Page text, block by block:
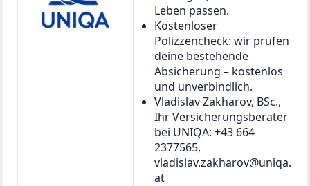
Leben passen.
Kostenloser
Polizzencheck: wir prüfen
deine bestehende
Absicherung – kostenlos
und unverbindlich.
Vladislav Zakharov, BSc.,
Ihr Versicherungsberater
bei UNIQA: +43 664
2377565,
vladislav.zakharov@uniqa.
at